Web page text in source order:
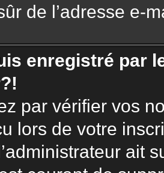
de l’adresse e-
enregistré par
par vérifier vos
lors de votre
ait